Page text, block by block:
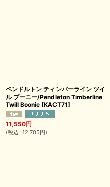
ペンドルトン ティンバーライン ツイ
ル ブーニー/Pendleton Timberline
Twill Boonie [KACT71]
11,550円
(税込 : 12,705円)